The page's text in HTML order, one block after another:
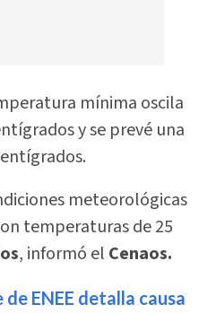
mínima oscila
y se prevé una
meteorológicas
temperaturas de 25
, informó el Cenaos.
ENEE detalla causa